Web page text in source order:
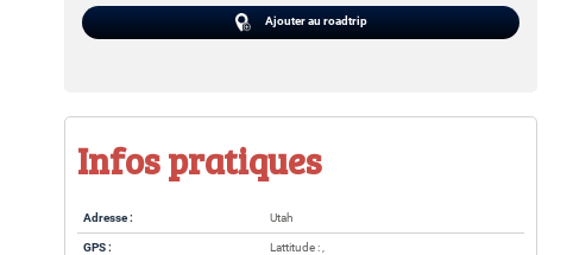
Ajouter au roadtrip
Infos pratiques
Adresse : Utah
GPS :
Lattitude : ,